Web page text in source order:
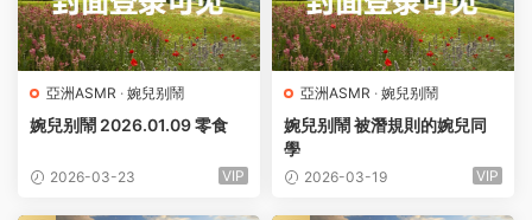
亞洲ASMR · 婉兒别鬧
婉兒别鬧 2026.01.09 零食
2026-03-23 VIP
亞洲ASMR · 婉兒别鬧
婉兒别鬧 被潛規則的婉兒同
學
2026-03-19 VIP